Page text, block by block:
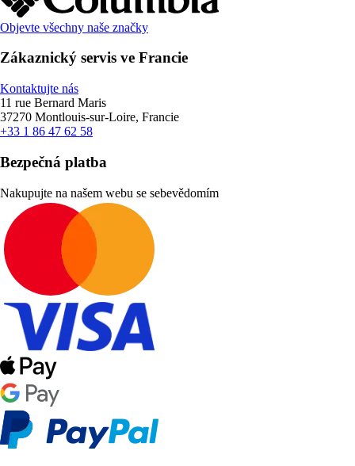
Objevte všechny naše značky
Zákaznický servis ve Francie
Kontaktujte nás
11 rue Bernard Maris
37270 Montlouis-sur-Loire, Francie
+33 1 86 47 62 58
Bezpečná platba
Nakupujte na našem webu se sebevědomím